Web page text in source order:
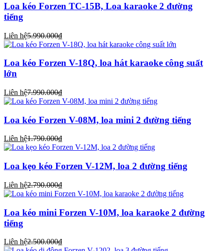
Loa kéo Forzen TC-15B, Loa karaoke 2 đường
tiếng
Liên hệ5.990.000₫
Loa kéo Forzen V-18Q, loa hát karaoke công suất
lớn
Liên hệ7.990.000₫
Loa kéo Forzen V-08M, loa mini 2 đường tiếng
Liên hệ1.790.000₫
Loa kẹo kéo Forzen V-12M, loa 2 đường tiếng
Liên hệ2.790.000₫
Loa kéo mini Forzen V-10M, loa karaoke 2 đường
tiếng
Liên hệ2.500.000₫